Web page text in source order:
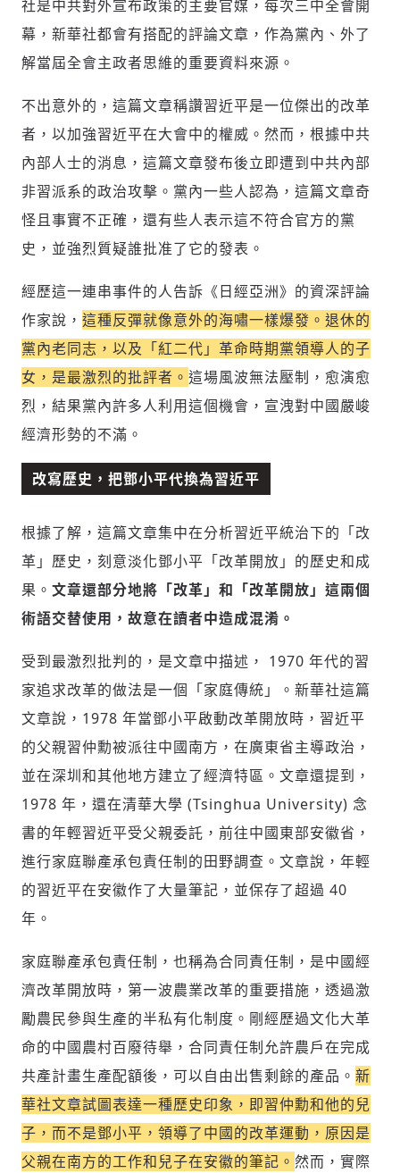
社是中共對外宣布政策的主要官媒，每次三中全會開
幕，新華社都會有搭配的評論文章，作為黨內、外了
解當屆全會主政者思維的重要資料來源。
不出意外的，這篇文章稱讚習近平是一位傑出的改革
者，以加強習近平在大會中的權威。然而，根據中共
內部人士的消息，這篇文章發布後立即遭到中共內部
非習派系的政治攻擊。黨內一些人認為，這篇文章奇
怪且事實不正確，還有些人表示這不符合官方的黨
史，並強烈質疑誰批准了它的發表。
經歷這一連串事件的人告訴《日經亞洲》的資深評論
作家說， 這種反彈就像意外的海嘯一樣爆發。退休的
黨內老同志，以及「紅二代」革命時期黨領導人的子
女，是最激烈的批評者。 這場風波無法壓制，愈演愈
烈，結果黨內許多人利用這個機會，宣洩對中國嚴峻
經濟形勢的不滿。
改寫歷史，把鄧小平代換為習近平
根據了解，這篇文章集中在分析習近平統治下的「改
革」歷史，刻意淡化鄧小平「改革開放」的歷史和成
果。 文章還部分地將「改革」和「改革開放」這兩個
術語交替使用，故意在讀者中造成混淆。
受到最激烈批判的，是文章中描述， 1970 年代的習
家追求改革的做法是一個「家庭傳統」。新華社這篇
文章說，1978 年當鄧小平啟動改革開放時，習近平
的父親習仲勳被派往中國南方，在廣東省主導政治，
並在深圳和其他地方建立了經濟特區。文章還提到，
1978 年，還在清華大學 (Tsinghua University) 念
書的年輕習近平受父親委託，前往中國東部安徽省，
進行家庭聯產承包責任制的田野調查。文章說，年輕
的習近平在安徽作了大量筆記，並保存了超過 40
年。
家庭聯產承包責任制，也稱為合同責任制，是中國經
濟改革開放時，第一波農業改革的重要措施，透過激
勵農民參與生產的半私有化制度。剛經歷過文化大革
命的中國農村百廢待舉，合同責任制允許農戶在完成
共產計畫生產配額後，可以自由出售剩餘的產品。 新
華社文章試圖表達一種歷史印象，即習仲勳和他的兒
子，而不是鄧小平，領導了中國的改革運動，原因是
父親在南方的工作和兒子在安徽的筆記。 然而，實際